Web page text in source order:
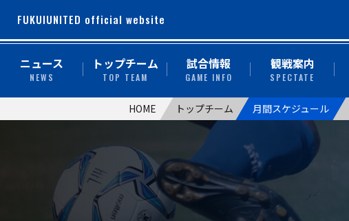
FUKUIUNITED official website
ニュース
NEWS
トップチーム
TOP TEAM
試合情報
GAME INFO
観戦案内
SPECTATE
HOME トップチーム 月間スケジュール